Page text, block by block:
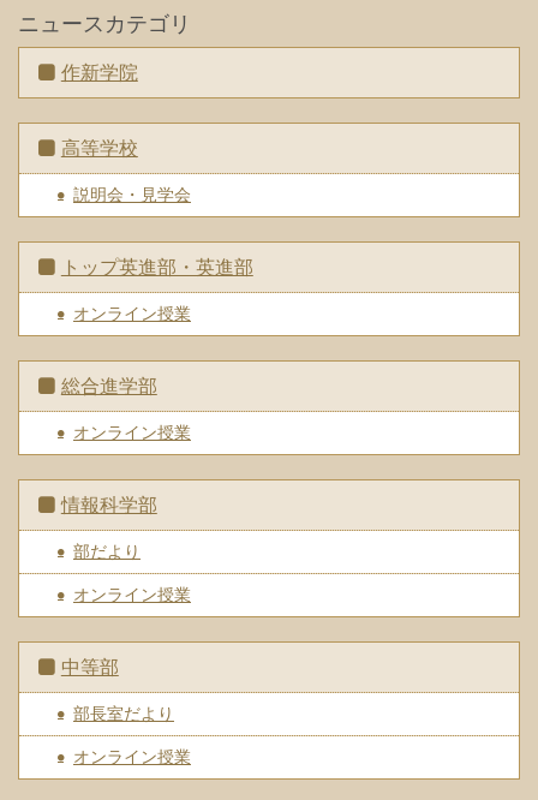
ニュースカテゴリ
作新学院
高等学校
説明会・見学会
トップ英進部・英進部
オンライン授業
総合進学部
オンライン授業
情報科学部
部だより
オンライン授業
中等部
部長室だより
オンライン授業